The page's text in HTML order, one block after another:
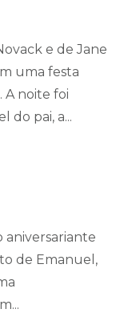
e de Jane
uma festa
A noite foi
do pai, a...
aniversariante
de Emanuel,